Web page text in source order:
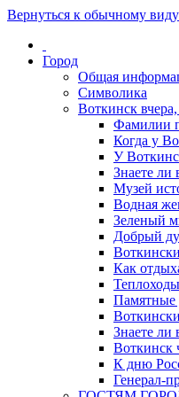
Вернуться к обычному виду
Город
Общая
Символика
Воткинск вчера,
Фамилии
Когда у
У
Знаете ли
Музей
Водная
Зеленый
Добрый
Как
Памятные
Знаете ли
К дню
Генерал-